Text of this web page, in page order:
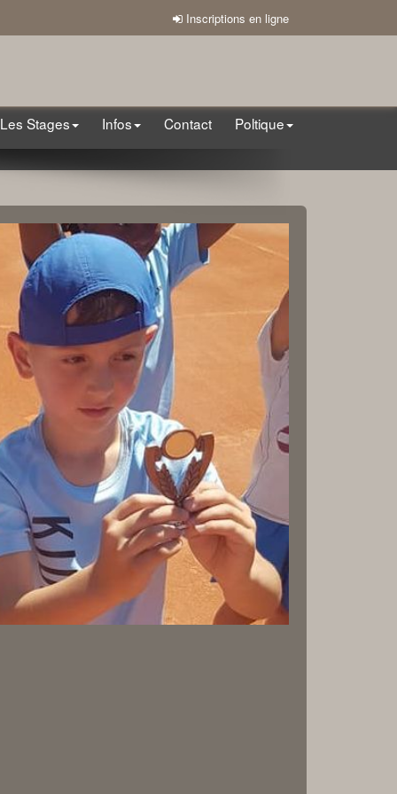
Inscriptions en ligne
Les Stages Infos Contact Poltique